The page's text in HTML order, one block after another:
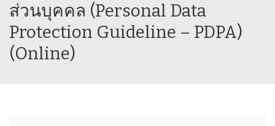
ส่วนบุคคล (Personal Data
Protection Guideline – PDPA)
(Online)